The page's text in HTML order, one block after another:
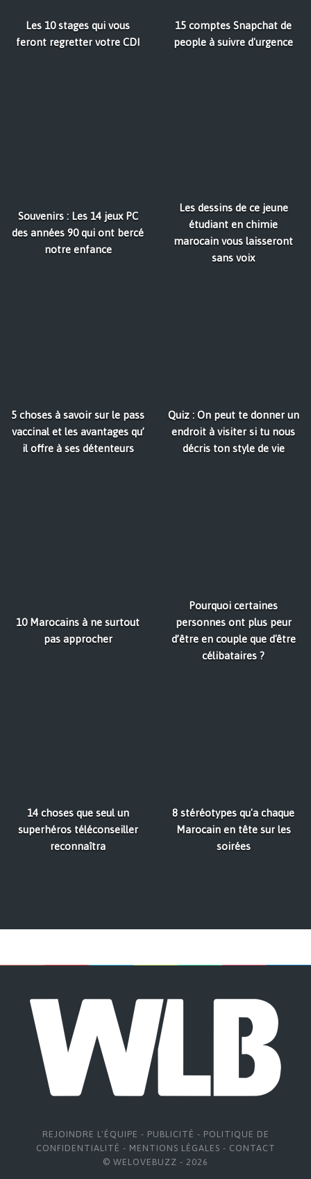
Les 10 stages qui vous
feront regretter votre CDI
15 comptes Snapchat de
people à suivre d'urgence
Souvenirs : Les 14 jeux PC
des années 90 qui ont bercé
notre enfance
Les dessins de ce jeune
étudiant en chimie
marocain vous laisseront
sans voix
5 choses à savoir sur le pass
vaccinal et les avantages qu’
il offre à ses détenteurs
Quiz : On peut te donner un
endroit à visiter si tu nous
décris ton style de vie
10 Marocains à ne surtout
pas approcher
Pourquoi certaines
personnes ont plus peur
d’être en couple que d'être
célibataires ?
14 choses que seul un
superhéros téléconseiller
reconnaîtra​
8 stéréotypes qu'a chaque
Marocain en tête sur les
soirées
REJOINDRE L'ÉQUIPE - PUBLICITÉ - POLITIQUE DE
CONFIDENTIALITÉ - MENTIONS LÉGALES - CONTACT
© WELOVEBUZZ - 2026